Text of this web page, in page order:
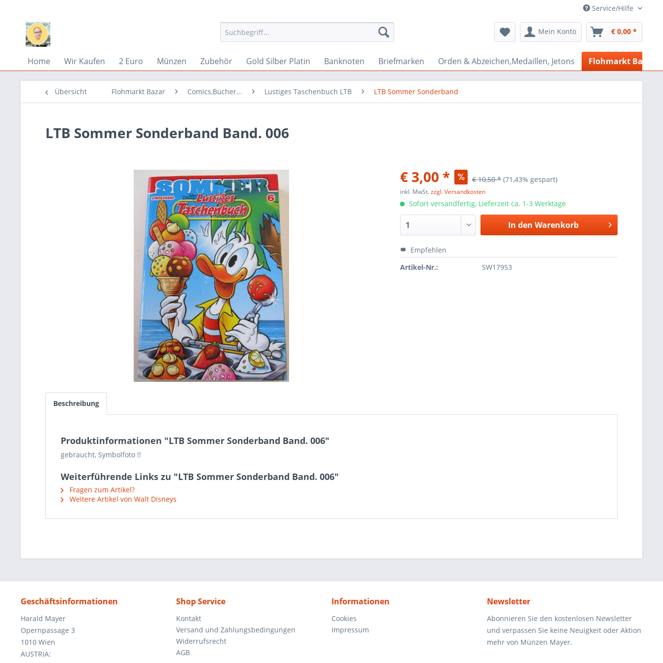
Service/Hilfe
Mein Konto € 0,00 *
Home Wir Kaufen 2 Euro Münzen Zubehör Gold Silber Platin Banknoten Briefmarken Orden & Abzeichen,Medaillen, Jetons Flohmarkt Bazar
Übersicht Flohmarkt Bazar Comics,Bücher... Lustiges Taschenbuch LTB LTB Sommer Sonderband
LTB Sommer Sonderband Band. 006
€ 3,00 * € 10,50 * (71,43% gespart)
inkl. MwSt.zzgl. Versandkosten
Sofort versandfertig, Lieferzeit ca. 1-3 Werktage
In den Warenkorb
Empfehlen
Artikel-Nr.:
SW17953
Beschreibung
Produktinformationen "LTB Sommer Sonderband Band. 006"
gebraucht, Symbolfoto !!
Weiterführende Links zu "LTB Sommer Sonderband Band. 006"
Fragen zum Artikel?
Weitere Artikel von Walt Disneys
Geschäftsinformationen
Harald Mayer
Opernpassage 3
1010 Wien
AUSTRIA:
Shop Service
Kontakt
Versand und Zahlungsbedingungen
Widerrufsrecht
AGB
Informationen
Cookies
Impressum
Newsletter
Abonnieren Sie den kostenlosen Newsletter
und verpassen Sie keine Neuigkeit oder Aktion
mehr von Münzen Mayer.